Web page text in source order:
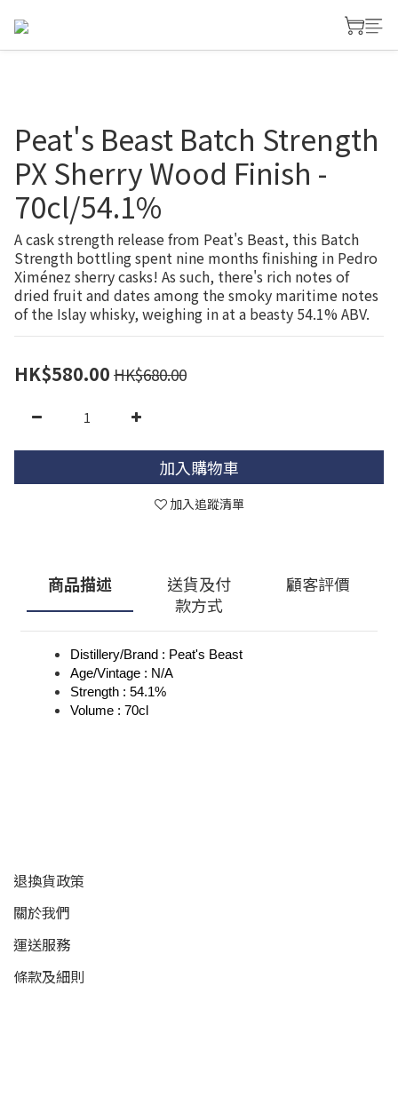
Peat's Beast Batch Strength
PX Sherry Wood Finish -
70cl/54.1%
A cask strength release from Peat's Beast, this Batch
Strength bottling spent nine months finishing in Pedro
Ximénez sherry casks! As such, there's rich notes of
dried fruit and dates among the smoky maritime notes
of the Islay whisky, weighing in at a beasty 54.1% ABV.
HK$580.00 HK$680.00
加入購物車
加入追蹤清單
商品描述
送貨及付
款方式
顧客評價
Distillery/Brand : Peat's Beast
Age/Vintage : N/A
Strength : 54.1%
Volume : 70cl
退換貨政策
關於我們
運送服務
條款及細則